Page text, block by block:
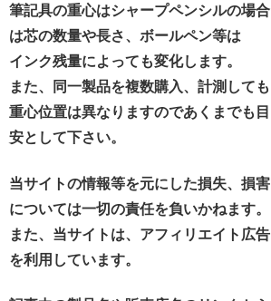
筆記具の重心はシャープペンシルの場合
は芯の数量や長さ、ボールペン等は
インク残量によっても変化します。
また、同一製品を複数購入、計測しても
重心位置は異なりますのであくまでも目
安として下さい。
当サイトの情報等を元にした損失、損害
については一切の責任を負いかねます。
また、当サイトは、アフィリエイト広告
を利用しています。